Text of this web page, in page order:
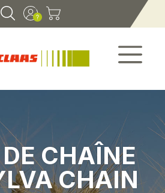
CHAÎNE
CHAIN